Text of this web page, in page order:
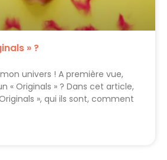
» ?
univers ! A première vue,
« Originals » ? Dans cet article,
», qui ils sont, comment